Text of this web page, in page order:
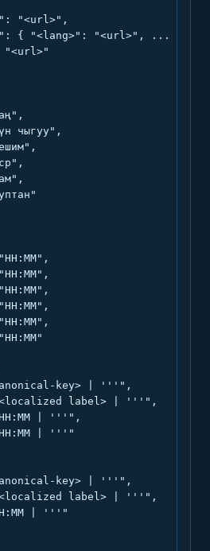
"<url>",
{ "<lang>": "<url>", ... },
"<url>"
чыгуу",
key> | '''",
label> | '''",
| '''",
| '''"
key> | '''",
label> | '''",
| '''"